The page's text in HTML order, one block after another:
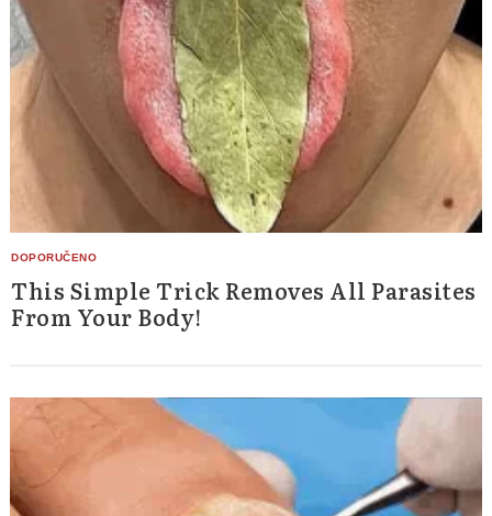
This Simple Trick Removes All Parasites
From Your Body!
Search